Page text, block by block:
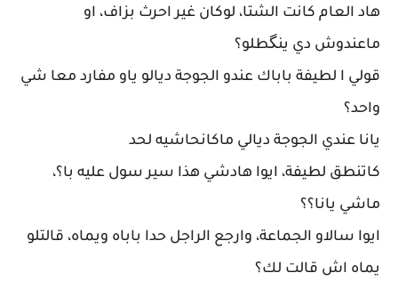
هاد العام كانت الشتا، لوكان غير احرث بزاف، او
ماعندوش دي ينگطلو؟
قولي ا لطيفة باباك عندو الجوجة ديالو ياو مفارد معا شي
واحد؟
يانا عندي الجوجة ديالي ماكانحاشيه لحد
كاتنطق لطيفة، ايوا هادشي هذا سير سول عليه با؟،
ماشي يانا؟؟
ايوا سالاو الجماعة، وارجع الراجل حدا باباه ويماه، قالتلو
يماه اش قالت لك؟